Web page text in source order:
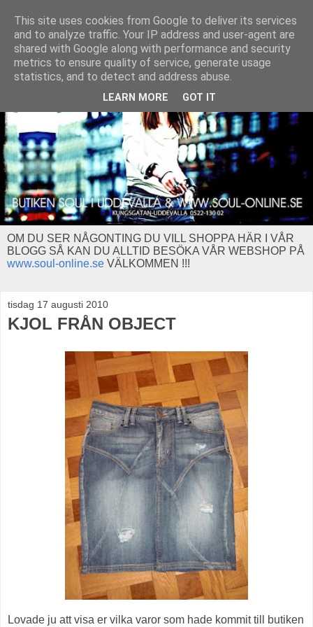
OM DU SER NÅGONTING DU VILL SHOPPA HÄR I VÅR
BLOGG SÅ KAN DU ALLTID BESÖKA VÅR WEBSHOP PÅ
www.soul-online.se VÄLKOMMEN !!!
tisdag 17 augusti 2010
KJOL FRÅN OBJECT
Lovade ju att visa er vilka varor som hade kommit till butiken
This site uses cookies from Google to deliver its services
and to analyze traffic. Your IP address and user-agent are
shared with Google along with performance and security
metrics to ensure quality of service, generate usage
statistics, and to detect and address abuse.
LEARN MORE GOT IT